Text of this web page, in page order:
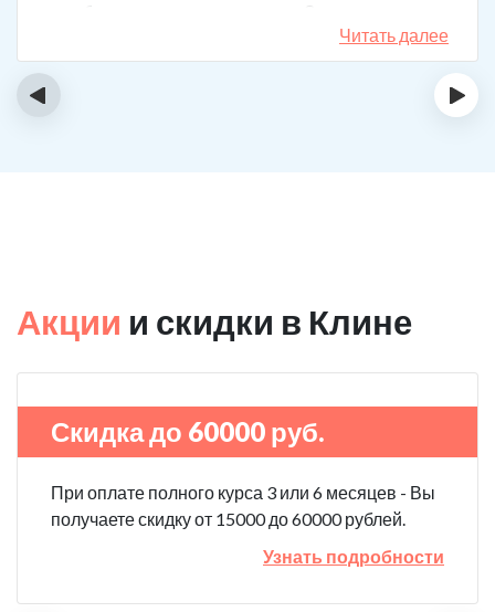
зарабатывать и тратить их на соль. Спустя год завел
девушку и ей не нравилось мое пристрастие к
наркотикам. Пошел на лечение, чтобы ее не потерять.
Читать далее
‹ ›
Акции и скидки в Клине
Скидка до 60000 руб.
При оплате полного курса 3 или 6 месяцев - Вы
получаете скидку от 15000 до 60000 рублей.
Узнать подробности